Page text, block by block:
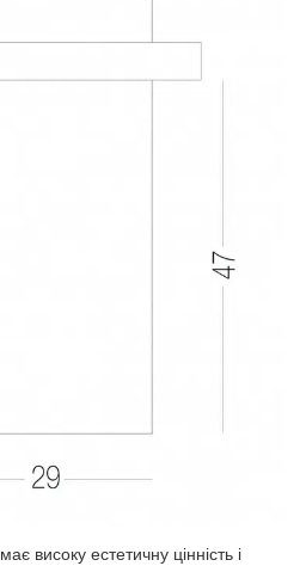
має високу естетичну цінність і